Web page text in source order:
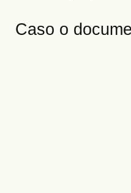
Caso o